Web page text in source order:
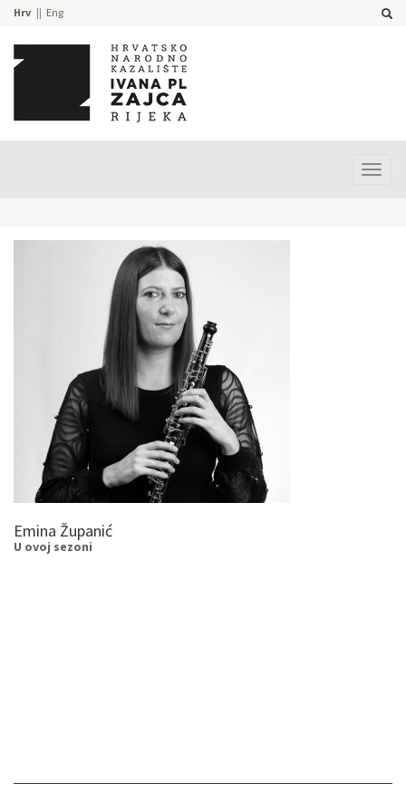
Hrv Eng
Emina Županić
U ovoj sezoni